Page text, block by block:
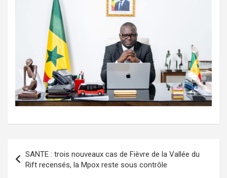
SANTE : trois nouveaux cas de Fièvre de la Vallée du
Rift recensés, la Mpox reste sous contrôle